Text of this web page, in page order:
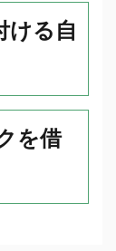
ける自
を借